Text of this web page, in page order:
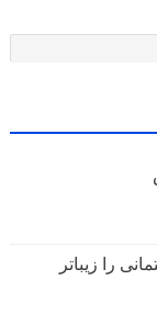
را زیباتر